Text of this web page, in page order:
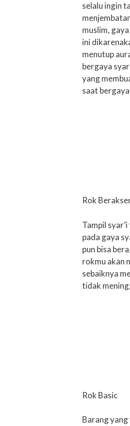
selalu ingin
muslim,
ini
menutup
bergaya
yang
saat
Rok
Tampil
pada gaya
pun bisa
rokmu akan
sebaiknya
tidak
Rok Basic
Barang